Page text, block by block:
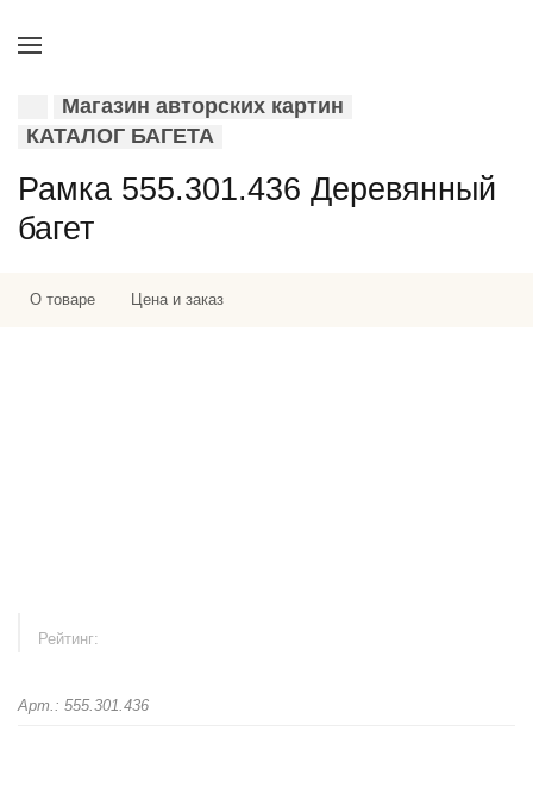
Магазин авторских картин
КАТАЛОГ БАГЕТА
Рамка 555.301.436 Деревянный
багет
О товаре Цена и заказ
Рейтинг:
Арт.: 555.301.436